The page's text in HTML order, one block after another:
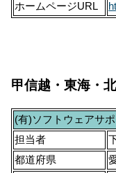
ホームページURL
甲信越・東海・
(有)ソフトウェアサポ
担当者
都道府県